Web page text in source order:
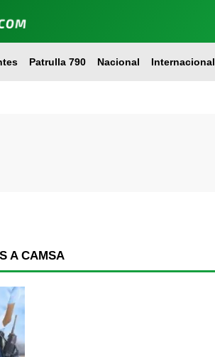
Patrulla 790 Nacional Internacional
A CAMSA